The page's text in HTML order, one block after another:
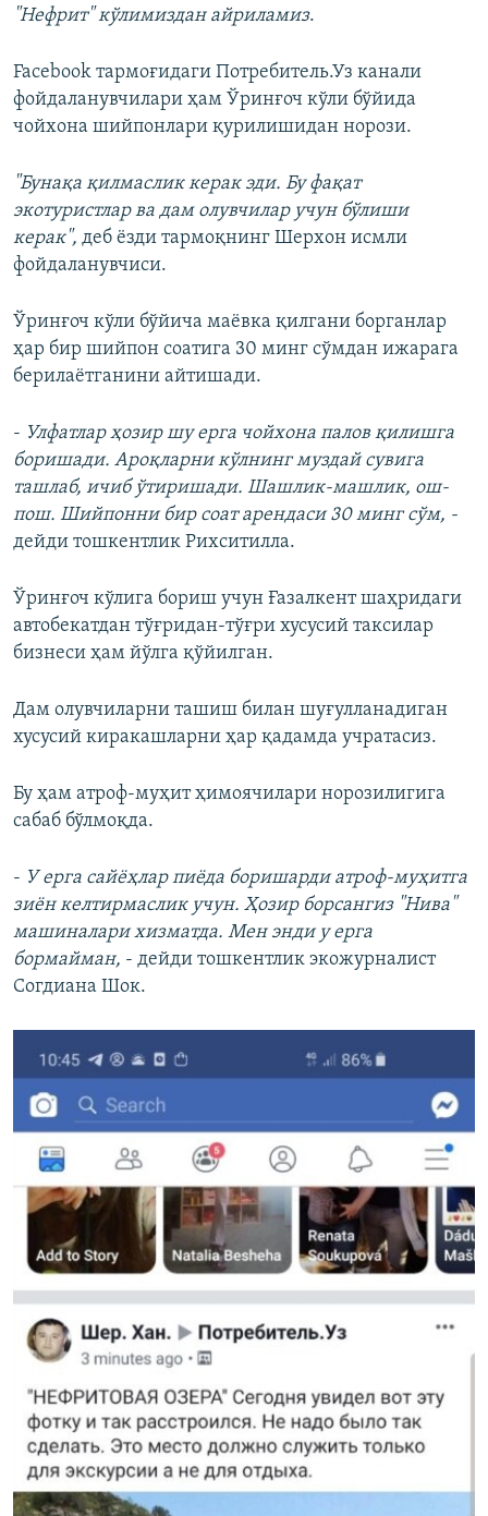
"Нефрит" кўлимиздан айриламиз.
Facebook тармоғидаги Потребитель.Уз канали
фойдаланувчилари ҳам Ўринғоч кўли бўйида
чойхона шийпонлари қурилишидан норози.
"Бунақа қилмаслик керак эди. Бу фақат
экотуристлар ва дам олувчилар учун бўлиши
керак", деб ёзди тармоқнинг Шерхон исмли
фойдаланувчиси.
Ўринғоч кўли бўйича маёвка қилгани борганлар
ҳар бир шийпон соатига 30 минг сўмдан ижарага
берилаётганини айтишади.
- Улфатлар ҳозир шу ерга чойхона палов қилишга
боришади. Ароқларни кўлнинг муздай сувига
ташлаб, ичиб ўтиришади. Шашлик-машлик, ош-
пош. Шийпонни бир соат арендаси 30 минг сўм, -
дейди тошкентлик Рихситилла.
Ўринғоч кўлига бориш учун Ғазалкент шаҳридаги
автобекатдан тўғридан-тўғри хусусий таксилар
бизнеси ҳам йўлга қўйилган.
Дам олувчиларни ташиш билан шуғулланадиган
хусусий киракашларни ҳар қадамда учратасиз.
Бу ҳам атроф-муҳит ҳимоячилари норозилигига
сабаб бўлмоқда.
- У ерга сайёҳлар пиёда боришарди атроф-муҳитга
зиён келтирмаслик учун. Ҳозир борсангиз "Нива"
машиналари хизматда. Мен энди у ерга
бормайман, - дейди тошкентлик экожурналист
Согдиана Шок.